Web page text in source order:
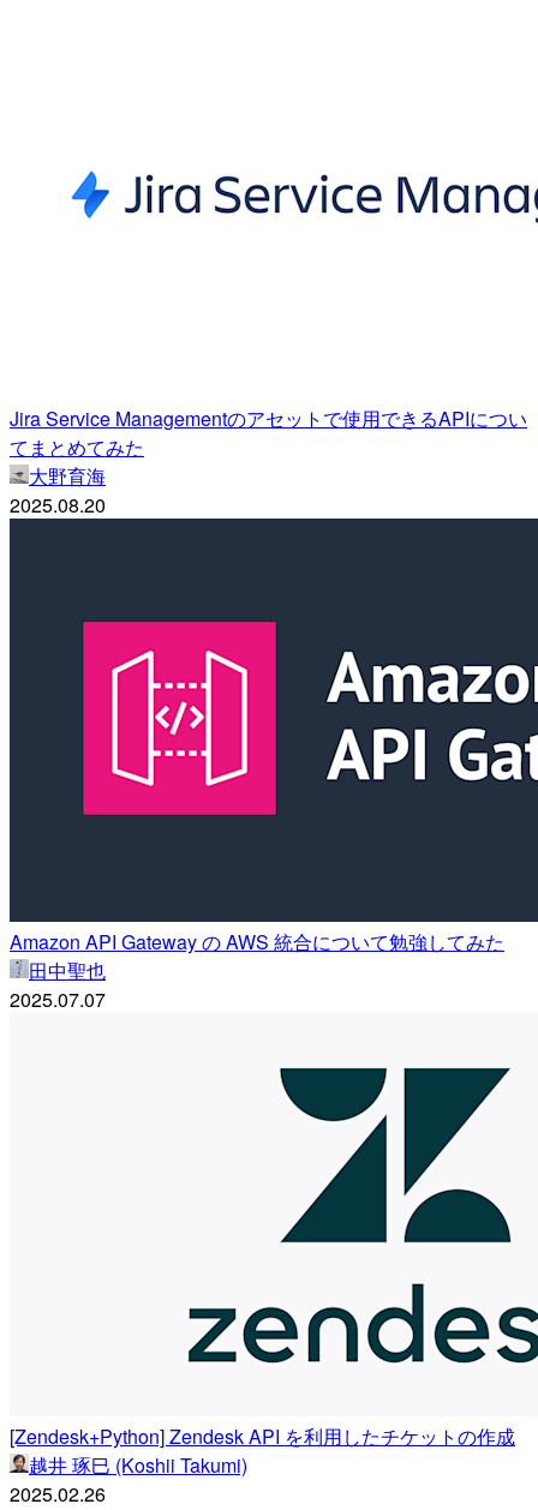
Jira Service Managementのアセットで使用できるAPIについ
てまとめてみた
大野育海
2025.08.20
Amazon API Gateway の AWS 統合について勉強してみた
田中聖也
2025.07.07
[Zendesk+Python] Zendesk API を利用したチケットの作成
越井 琢巳 (Koshii Takumi)
2025.02.26